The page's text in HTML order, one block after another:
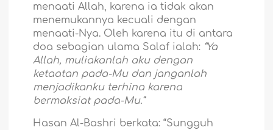
menaati Allah, karena ia tidak akan
menemukannya kecuali dengan
menaati-Nya. Oleh karena itu di antara
doa sebagian ulama Salaf ialah: “Ya
Allah, muliakanlah aku dengan
ketaatan pada-Mu dan janganlah
menjadikanku terhina karena
bermaksiat pada-Mu.”
Hasan Al-Bashri berkata: “Sungguh